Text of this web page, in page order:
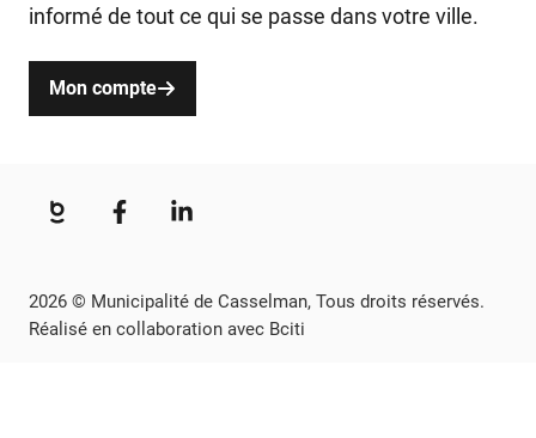
informé de tout ce qui se passe dans votre ville.
Mon compte
2026 © Municipalité de Casselman, Tous droits réservés.
Réalisé en collaboration avec Bciti